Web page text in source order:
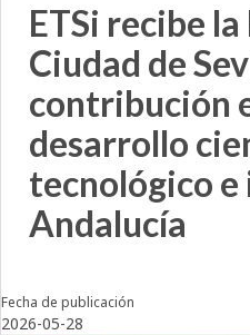
ETSi recibe
Ciudad de
contribución
desarrollo
tecnológico
Andalucía
Fecha de publicación
2026-05-28